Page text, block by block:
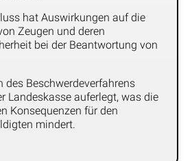
hat Auswirkungen auf die
Zeugen und deren
bei der Beantwortung von
des Beschwerdeverfahrens
Landeskasse auferlegt, was die
Konsequenzen für den
mindert.